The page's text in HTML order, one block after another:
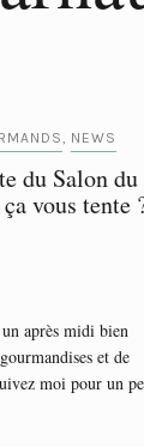
, NEWS
du Salon du
vous tente
après midi bien
et de
moi pour un